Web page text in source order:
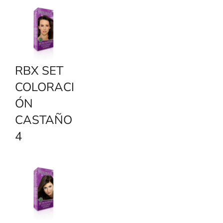
RBX SET
COLORACI
ÓN
CASTAÑO
4